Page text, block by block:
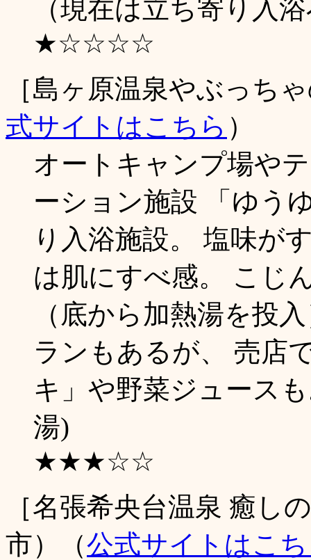
（現在は立ち寄り入
★☆☆☆☆
［島ヶ原温泉やぶっち
式サイトはこちら ）
オートキャンプ場や
ーション施設 「ゆう
り入浴施設。 塩味が
は肌にすべ感。 こじ
（底から加熱湯を投
ランもあるが、 売店
キ」や野菜ジュース
湯)
★★★☆☆
［名張希央台温泉 癒し
市）（公式サイトはこ